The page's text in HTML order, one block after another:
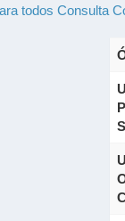
todos Consulta